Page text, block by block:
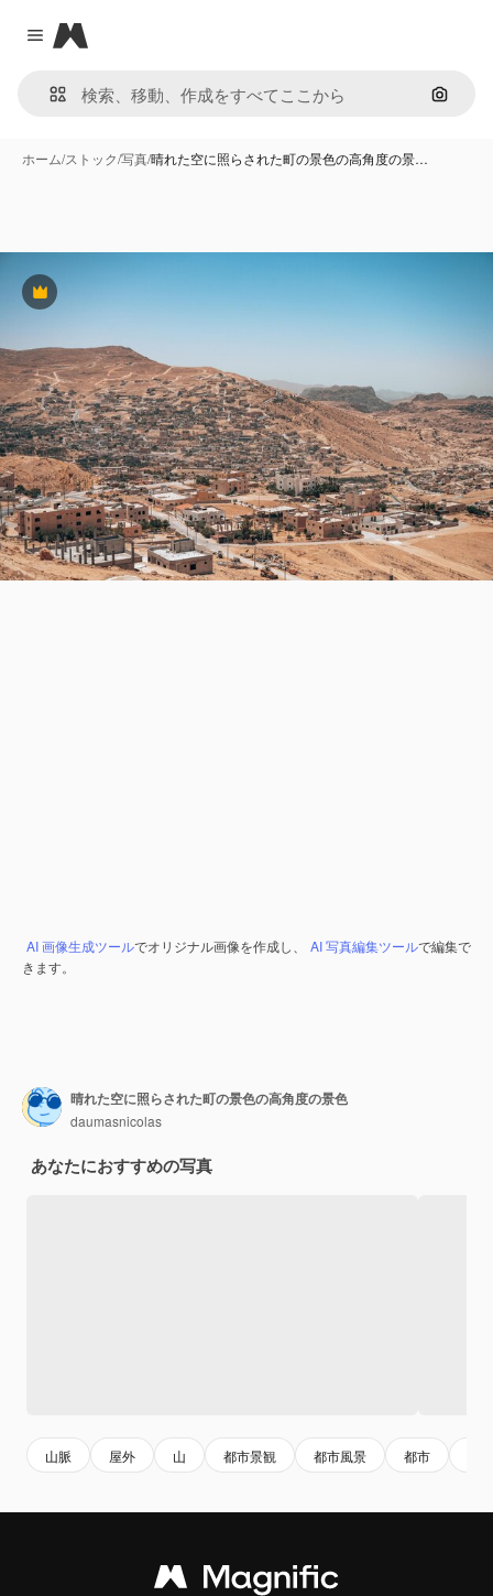
Close menu
Magnific
画像で
ホーム/ストック/写真/晴れた空に照らされた町の景色の高角度の景…
Premium
AI 画像生成ツールでオリジナル画像を作成し、 AI 写真編集ツールで編集で
きます。
晴れた空に照らされた町の景色の高角度の景色
daumasnicolas
あなたにおすすめの写真
山脈 屋外 山 都市景観 都市風景 都市